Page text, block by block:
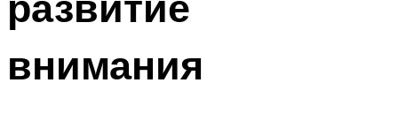
внимания